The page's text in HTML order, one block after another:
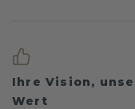
Ihre Vision,
Wert